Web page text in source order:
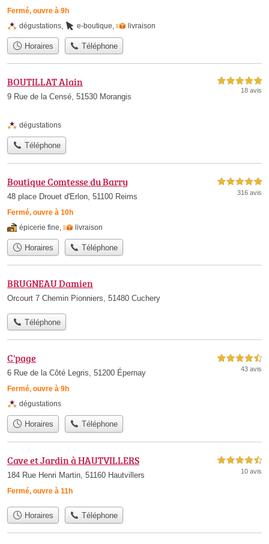
Fermé, ouvre à 9h
dégustations e-boutique livraison
Horaires Téléphone
BOUTILLAT Alain
9 Rue de la Censé, 51530 Morangis
5,0 étoiles sur 5
18 avis
dégustations
Téléphone
Boutique Comtesse du Barry
48 place Drouet d'Erlon, 51100 Reims
Fermé, ouvre à 10h
5,0 étoiles sur 5
316 avis
épicerie fine livraison
Horaires Téléphone
BRUGNEAU Damien
Orcourt 7 Chemin Pionniers, 51480 Cuchery
Téléphone
C'page
6 Rue de la Côté Legris, 51200 Épernay
Fermé, ouvre à 9h
4,5 étoiles sur 5
43 avis
dégustations
Horaires Téléphone
Cave et Jardin à HAUTVILLERS
184 Rue Henri Martin, 51160 Hautvillers
Fermé, ouvre à 11h
4,5 étoiles sur 5
10 avis
Horaires Téléphone